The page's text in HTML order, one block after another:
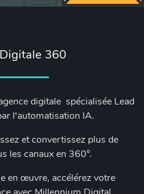
360
digitale spécialisée Lead
l'automatisation IA.
et convertissez plus de
les canaux en 360°.
en œuvre, accélérez votre